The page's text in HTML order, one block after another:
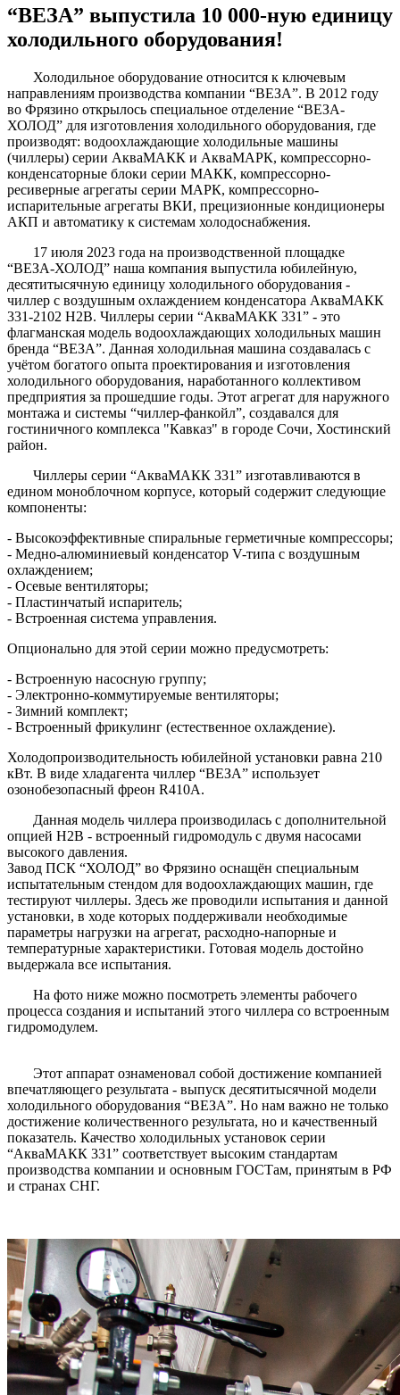
“ВЕЗА” выпустила 10 000-ную единицу
холодильного оборудования!
Холодильное оборудование относится к ключевым
направлениям производства компании “ВЕЗА”. В 2012 году
во Фрязино открылось специальное отделение “ВЕЗА-
ХОЛОД” для изготовления холодильного оборудования, где
производят: водоохлаждающие холодильные машины
(чиллеры) серии АкваМАКК и АкваМАРК, компрессорно-
конденсаторные блоки серии МАКК, компрессорно-
ресиверные агрегаты серии МАРК, компрессорно-
испарительные агрегаты ВКИ, прецизионные кондиционеры
АКП и автоматику к системам холодоснабжения.
17 июля 2023 года на производственной площадке
“ВЕЗА-ХОЛОД” наша компания выпустила юбилейную,
десятитысячную единицу холодильного оборудования -
чиллер с воздушным охлаждением конденсатора АкваМАКК
331-2102 Н2В. Чиллеры серии “АкваМАКК 331” - это
флагманская модель водоохлаждающих холодильных машин
бренда “ВЕЗА”. Данная холодильная машина создавалась с
учётом богатого опыта проектирования и изготовления
холодильного оборудования, наработанного коллективом
предприятия за прошедшие годы. Этот агрегат для наружного
монтажа и системы “чиллер-фанкойл”, создавался для
гостиничного комплекса "Кавказ" в городе Сочи, Хостинский
район.
Чиллеры серии “АкваМАКК 331” изготавливаются в
едином моноблочном корпусе, который содержит следующие
компоненты:
- Высокоэффективные спиральные герметичные компрессоры;
- Медно-алюминиевый конденсатор V-типа с воздушным
охлаждением;
- Осевые вентиляторы;
- Пластинчатый испаритель;
- Встроенная система управления.
Опционально для этой серии можно предусмотреть:
- Встроенную насосную группу;
- Электронно-коммутируемые вентиляторы;
- Зимний комплект;
- Встроенный фрикулинг (естественное охлаждение).
Холодопроизводительность юбилейной установки равна 210
кВт. В виде хладагента чиллер “ВЕЗА” использует
озонобезопасный фреон R410А.
Данная модель чиллера производилась с дополнительной
опцией H2B - встроенный гидромодуль с двумя насосами
высокого давления.
Завод ПСК “ХОЛОД” во Фрязино оснащён специальным
испытательным стендом для водоохлаждающих машин, где
тестируют чиллеры. Здесь же проводили испытания и данной
установки, в ходе которых поддерживали необходимые
параметры нагрузки на агрегат, расходно-напорные и
температурные характеристики. Готовая модель достойно
выдержала все испытания.
На фото ниже можно посмотреть элементы рабочего
процесса создания и испытаний этого чиллера со встроенным
гидромодулем.
Этот аппарат ознаменовал собой достижение компанией
впечатляющего результата - выпуск десятитысячной модели
холодильного оборудования “ВЕЗА”. Но нам важно не только
достижение количественного результата, но и качественный
показатель. Качество холодильных установок серии
“АкваМАКК 331” соответствует высоким стандартам
производства компании и основным ГОСТам, принятым в РФ
и странах СНГ.